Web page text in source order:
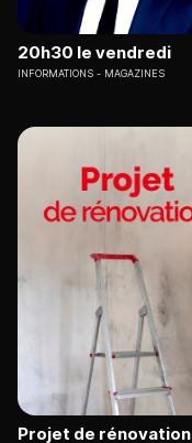
20h30 le vendredi
INFORMATIONS MAGAZINES
Projet de rénovation